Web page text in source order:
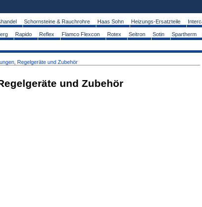
Schornsteine & Rauchrohre Haas Sohn Heizungs-Ersatzteile
Rapido Reflex Flamco Flexcon Rotex Seitron Sotin Spartherm
Regelgeräte und Zubehör
und Zubehör